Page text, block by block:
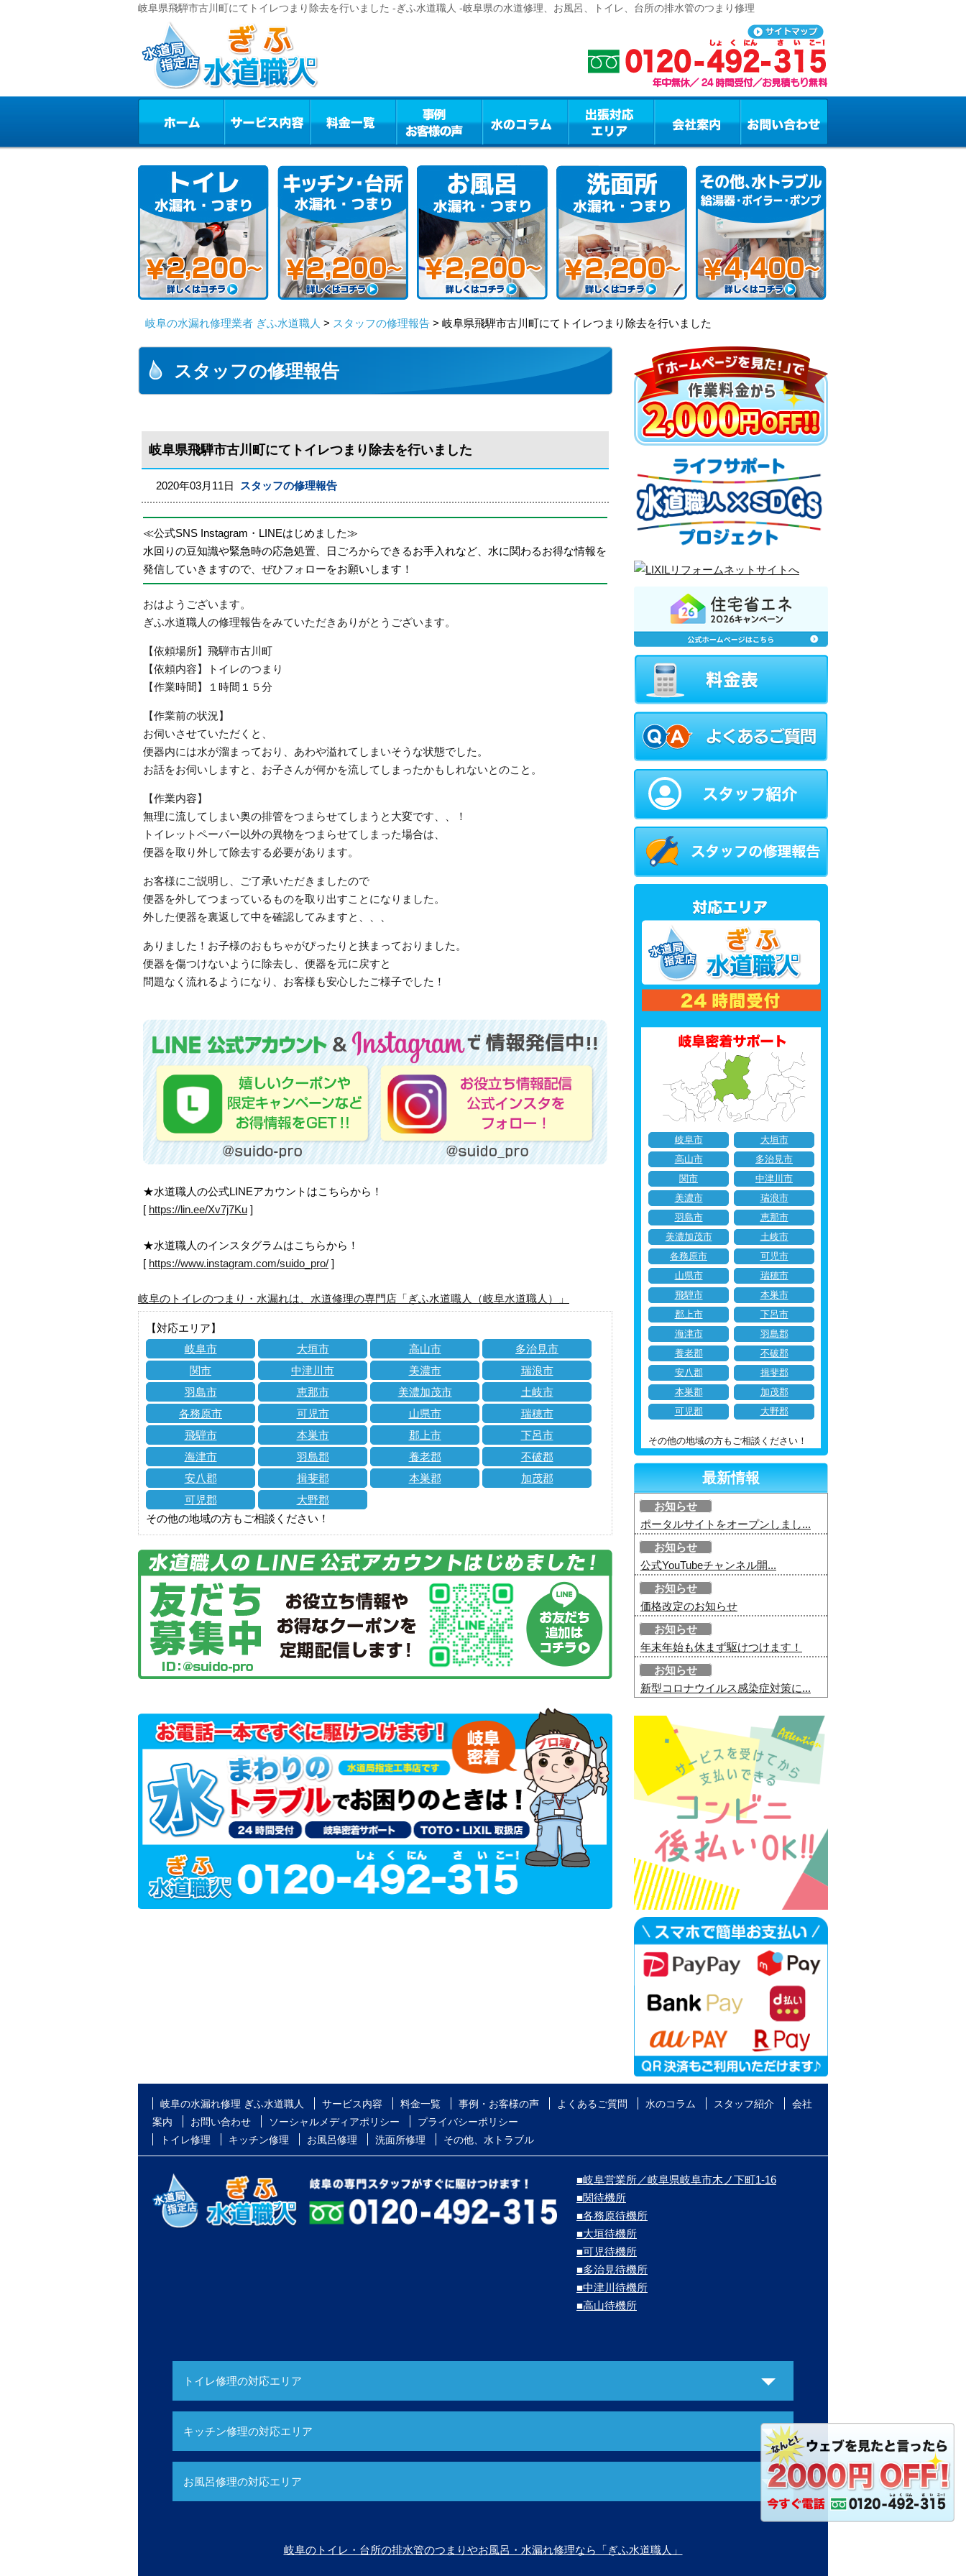
岐阜県飛騨市古川町にてトイレつまり除去を行いました -ぎふ水道職人 -岐阜県の水道修理、お風呂、トイレ、台所の排水管のつまり修理
岐阜の水漏れ修理業者 ぎふ水道職人 > スタッフの修理報告 > 岐阜県飛騨市古川町にてトイレつまり除去を行いました
スタッフの修理報告
岐阜県飛騨市古川町にてトイレつまり除去を行いました
2020年03月11日 スタッフの修理報告
≪公式SNS Instagram・LINEはじめました≫
水回りの豆知識や緊急時の応急処置、日ごろからできるお手入れなど、水に関わるお得な情報を
発信していきますので、ぜひフォローをお願いします！
おはようございます。
ぎふ水道職人の修理報告をみていただきありがとうございます。
【依頼場所】飛騨市古川町
【依頼内容】トイレのつまり
【作業時間】１時間１５分
【作業前の状況】
お伺いさせていただくと、
便器内には水が溜まっており、あわや溢れてしまいそうな状態でした。
お話をお伺いしますと、お子さんが何かを流してしまったかもしれないとのこと。
【作業内容】
無理に流してしまい奥の排管をつまらせてしまうと大変です、、！
トイレットペーパー以外の異物をつまらせてしまった場合は、
便器を取り外して除去する必要があります。
お客様にご説明し、ご了承いただきましたので
便器を外してつまっているものを取り出すことになりました。
外した便器を裏返して中を確認してみますと、、、
ありました！お子様のおもちゃがぴったりと挟まっておりました。
便器を傷つけないように除去し、便器を元に戻すと
問題なく流れるようになり、お客様も安心したご様子でした！
★水道職人の公式LINEアカウントはこちらから！
[ https://lin.ee/Xv7j7Ku ]
★水道職人のインスタグラムはこちらから！
[ https://www.instagram.com/suido_pro/ ]
岐阜のトイレのつまり・水漏れは、水道修理の専門店「ぎふ水道職人（岐阜水道職人）」
【対応エリア】
岐阜市
大垣市 高山市
多治見市
関市
中津川市 美濃市
瑞浪市
羽島市
恵那市 美濃加茂市
土岐市
各務原市
可児市 山県市
瑞穂市
飛騨市
本巣市 郡上市
下呂市
海津市
羽島郡 養老郡
不破郡
安八郡
揖斐郡 本巣郡
加茂郡
可児郡
大野郡
その他の地域の方もご相談ください！
岐阜市
大垣市
高山市
多治見市
関市
中津川市
美濃市
瑞浪市
羽島市
恵那市
美濃加茂市
土岐市
各務原市
可児市
山県市
瑞穂市
飛騨市
本巣市
郡上市
下呂市
海津市
羽島郡
養老郡
不破郡
安八郡
揖斐郡
本巣郡
加茂郡
可児郡
大野郡
その他の地域の方もご相談ください！
最新情報
お知らせ
ポータルサイトをオープンしまし...
お知らせ
公式YouTubeチャンネル開...
お知らせ
価格改定のお知らせ
お知らせ
年末年始も休まず駆けつけます！
お知らせ
新型コロナウイルス感染症対策に...
岐阜の水漏れ修理 ぎふ水道職人 サービス内容 料金一覧 事例・お客様の声 よくあるご質問 水のコラム スタッフ紹介
会社
案内
お問い合わせ ソーシャルメディアポリシー
プライバシーポリシー
トイレ修理
キッチン修理 お風呂修理 洗面所修理 その他、水トラブル
■岐阜営業所／岐阜県岐阜市木ノ下町1-16
■関待機所
■各務原待機所
■大垣待機所
■可児待機所
■多治見待機所
■中津川待機所
■高山待機所
トイレ修理の対応エリア
キッチン修理の対応エリア
お風呂修理の対応エリア
岐阜のトイレ・台所の排水管のつまりやお風呂・水漏れ修理なら「ぎふ水道職人」